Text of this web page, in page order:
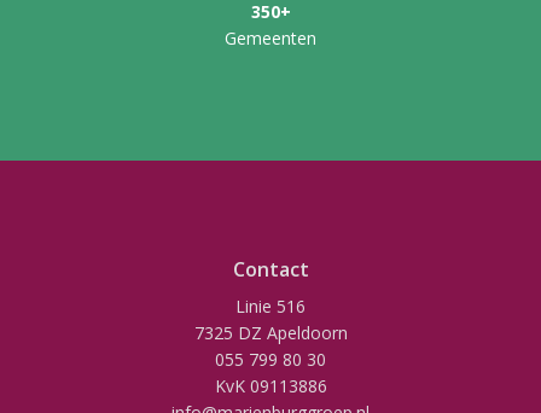
350+
Gemeenten
Contact
Linie 516
7325 DZ Apeldoorn
055 799 80 30
KvK 09113886